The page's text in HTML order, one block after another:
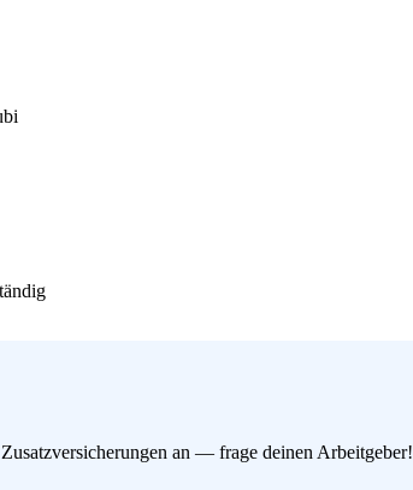
an — frage deinen Arbeitgeber!